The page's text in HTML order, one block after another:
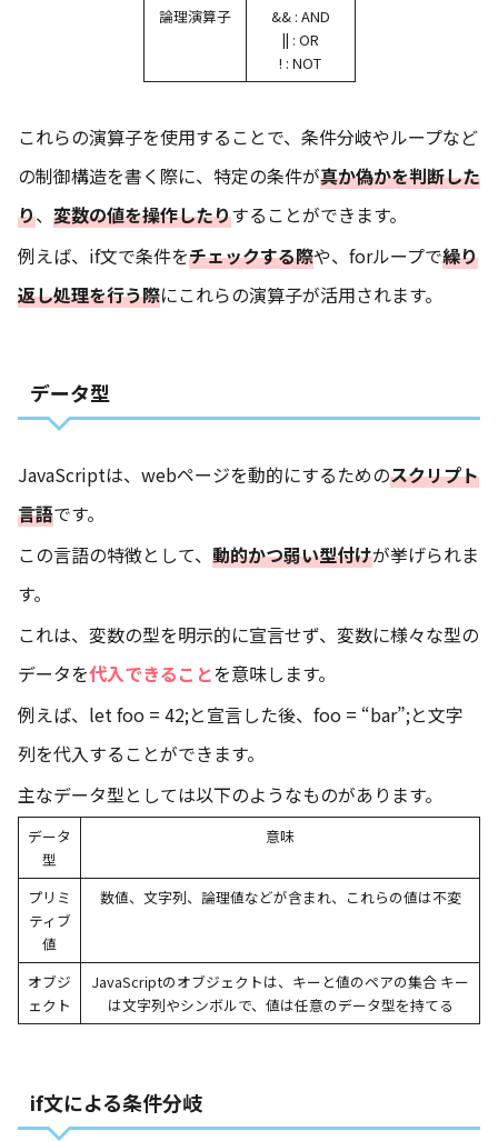
論理演算子
&& : AND
|| : OR
! : NOT
これらの演算子を使用することで、条件分岐やループなど
の制御構造を書く際に、特定の条件が真か偽かを判断した
り、 変数の値を操作したりすることができます。
例えば、if文で条件をチェックする際や、forループで繰り
返し処理を行う際にこれらの演算子が活用されます。
データ型
JavaScriptは、webページを動的にするためのスクリプト
言語です。
この言語の特徴として、 動的かつ弱い型付けが挙げられま
す。
これは、変数の型を明示的に宣言せず、変数に様々な型の
データを代入できることを意味します。
例えば、let foo = 42;と宣言した後、foo = “bar”;と文字
列を代入することができます。
主なデータ型としては以下のようなものがあります。
データ
型
意味
プリミ
ティブ
値
数値、文字列、論理値などが含まれ、これらの値は不変
オブジ
ェクト
JavaScriptのオブジェクトは、キーと値のペアの集合 キー
は文字列やシンボルで、値は任意のデータ型を持てる
if文による条件分岐